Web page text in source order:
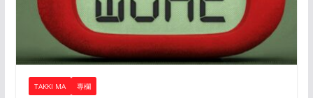
TAKKI MA 專欄